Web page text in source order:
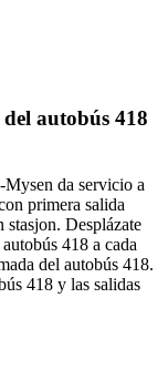
autobús 418
da servicio a
primera salida
Desplázate
418 a cada
del autobús 418.
418 y las salidas